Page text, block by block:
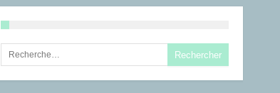
Rechercher :